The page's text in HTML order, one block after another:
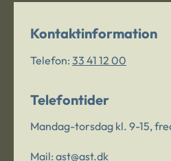
Kontaktinformation
Telefon: 33 41 12 00
Telefontider
Mandag-torsdag kl. 9-15,
Mail: ast@ast.dk